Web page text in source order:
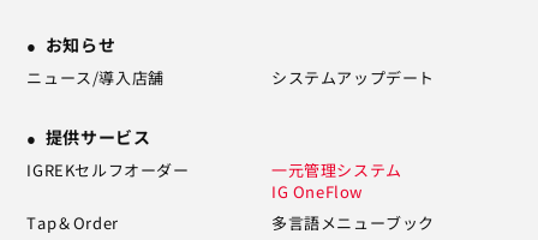
お知らせ
ニュース/導入店舗 システムアップデート
提供サービス
IGREKセルフオーダー
一元管理システム
IG OneFlow
Tap＆Order
多言語メニューブック